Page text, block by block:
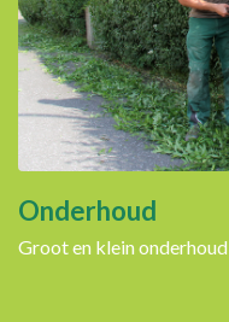
Onderhoud
Groot en klein onderhoud